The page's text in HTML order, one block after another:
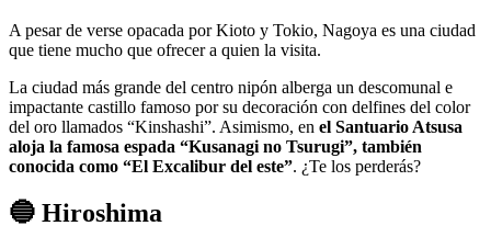
A pesar de verse opacada por Kioto y Tokio, Nagoya es una ciudad
que tiene mucho que ofrecer a quien la visita.
La ciudad más grande del centro nipón alberga un descomunal e
impactante castillo famoso por su decoración con delfines del color
del oro llamados “Kinshashi”. Asimismo, en el Santuario Atsusa
aloja la famosa espada “Kusanagi no Tsurugi”, también
conocida como “El Excalibur del este”. ¿Te los perderás?
🔵 Hiroshima